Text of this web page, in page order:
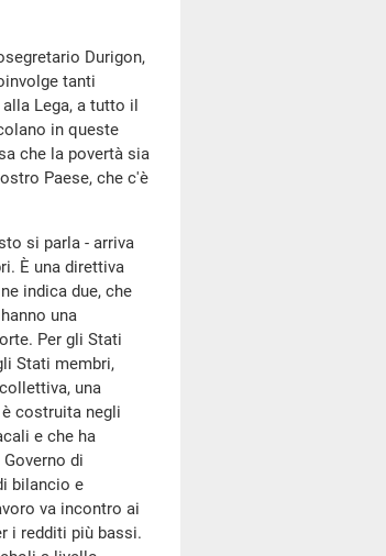
Durigon,
tanti
Lega, a tutto il
in queste
che la povertà sia
Paese, che c'è
si parla - arriva
È una direttiva
indica due, che
una
Per gli Stati
Stati membri,
una
costruita negli
e che ha
di
bilancio e
va incontro ai
i redditi più bassi.